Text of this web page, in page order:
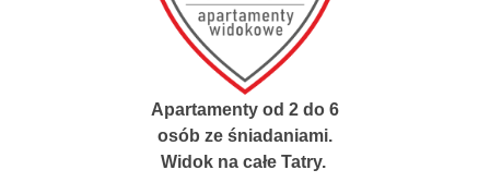
Apartamenty od 2 do 6
osób ze śniadaniami.
Widok na całe Tatry.